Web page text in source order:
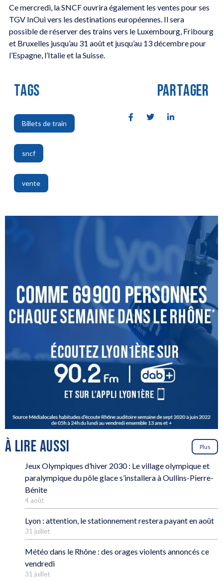
Ce mercredi, la SNCF ouvrira également les ventes pour ses
TGV InOui vers les destinations européennes. Il sera
possible de réserver des trains vers le Luxembourg, Fribourg
et Bruxelles jusqu’au 31 août et jusqu’au 13 décembre pour
l’Espagne, l’Italie et la Suisse.
TAGS
Billets de train
,
sncf
,
vente
PARTAGER
À LIRE AUSSI Plus
Jeux Olympiques d’hiver 2030 : Le village olympique et
paralympique du pôle glace s’installera à Oullins-Pierre-
Bénite
4 août
Lyon : attention, le stationnement restera payant en août
31 juillet
Météo dans le Rhône : des orages violents annoncés ce
vendredi
31 juillet